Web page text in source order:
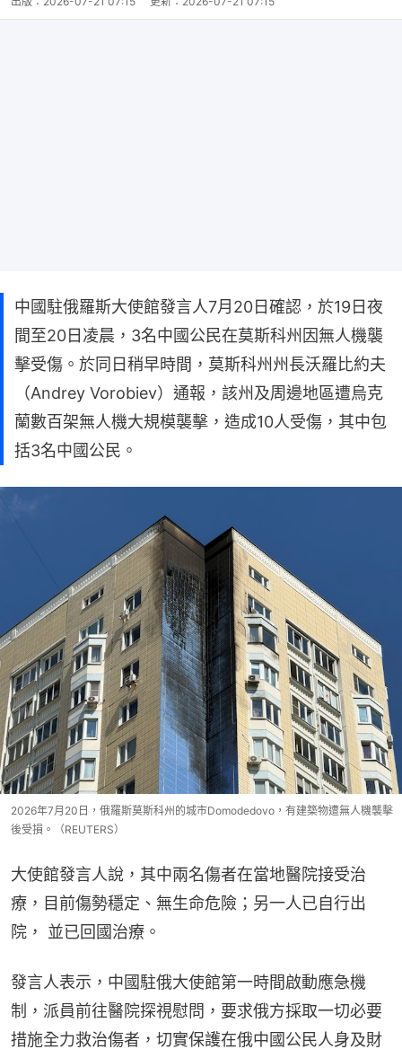
中國駐俄羅斯大使館發言人7月20日確認，於19日夜
間至20日凌晨，3名中國公民在莫斯科州因無人機襲
擊受傷。於同日稍早時間，莫斯科州州長沃羅比約夫
（Andrey Vorobiev）通報，該州及周邊地區遭烏克
蘭數百架無人機大規模襲擊，造成10人受傷，其中包
括3名中國公民。
2026年7月20日，俄羅斯莫斯科州的城市Domodedovo，有建築物遭無人機襲擊
後受損。（REUTERS）
大使館發言人說，其中兩名傷者在當地醫院接受治
療，目前傷勢穩定、無生命危險；另一人已自行出
院， 並已回國治療。
發言人表示，中國駐俄大使館第一時間啟動應急機
制，派員前往醫院探視慰問，要求俄方採取一切必要
措施全力救治傷者，切實保護在俄中國公民人身及財